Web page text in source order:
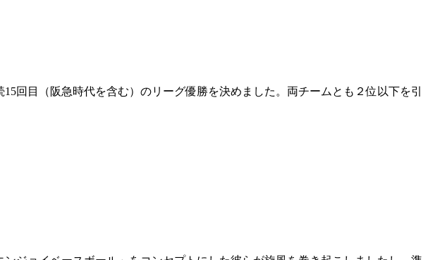
回目（阪急時代を含む）のリーグ優勝を決めました。両チームとも２位以下を引